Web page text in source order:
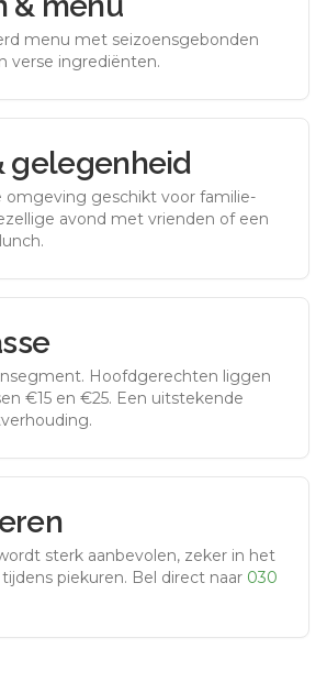
menu met seizoensgebonden
verse ingrediënten.
gelegenheid
omgeving geschikt voor familie-
avond met vrienden of een
. Hoofdgerechten liggen
€15 en €25. Een uitstekende
sterk aanbevolen, zeker in het
piekuren. Bel direct naar 030